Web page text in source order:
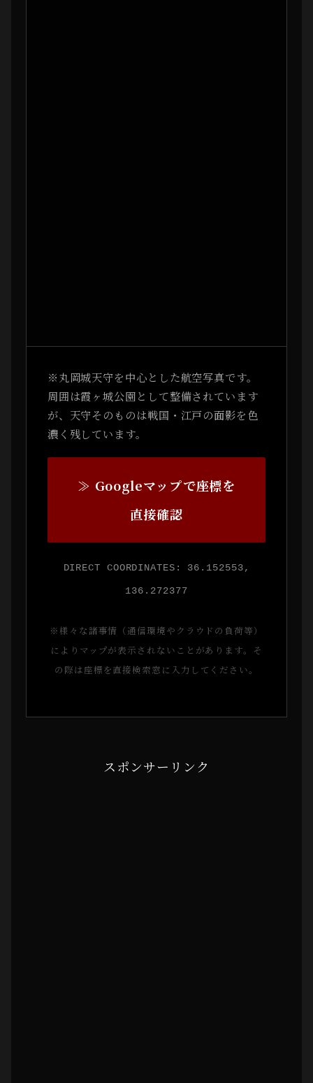
※丸岡城天守を中心とした航空写真です。
周囲は霞ヶ城公園として整備されています
が、天守そのものは戦国・江戸の面影を色
濃く残しています。
≫ Googleマップで座標を
直接確認
DIRECT COORDINATES: 36.152553,
136.272377
※様々な諸事情（通信環境やクラウドの負荷等）
によりマップが表示されないことがあります。そ
の際は座標を直接検索窓に入力してください。
スポンサーリンク